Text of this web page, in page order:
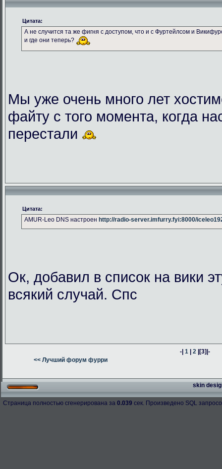
Цитата:
А не случится та же фигня с доступом, что и с Фуртейлсом и
и где они теперь?
Мы уже очень много лет
файту с того момента, когда
перестали
Цитата:
AMUR-Leo DNS настроен http://radio-server.imfurry.fyi:8000/
Ок, добавил в список на вики
всякий случай. Спс
-|1 |2 |[3]|-
<< Лучший форум фурри
skin
Страница полностью сгенерирована за 0.039 сек. Произведено SQL